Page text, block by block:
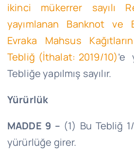
ikinci mükerrer sayılı
yayımlanan Banknot ve
Evraka Mahsus
Tebliğ (İthalat: 2019/10)’e
Tebliğe yapılmış sayılır.
Yürürlük
MADDE 9 – (1) Bu Tebliğ
yürürlüğe girer.